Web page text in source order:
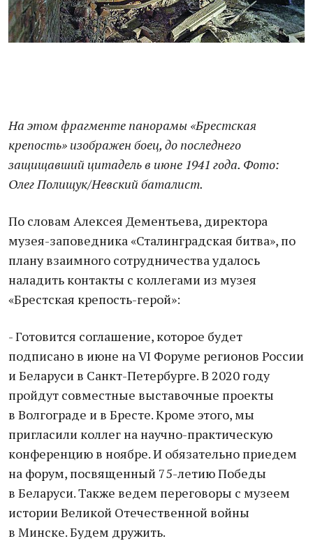
На этом фрагменте панорамы «Брестская
крепость» изображен боец, до последнего
защищавший цитадель в июне 1941 года. Фото:
Олег Полищук/Невский баталист.
По словам Алексея Дементьева, директора
музея-заповедника «Сталинградская битва», по
плану взаимного сотрудничества удалось
наладить контакты с коллегами из музея
«Брестская крепость-герой»:
- Готовится соглашение, которое будет
подписано в июне на VI Форуме регионов России
и Беларуси в Санкт-Петербурге. В 2020 году
пройдут совместные выставочные проекты
в Волгограде и в Бресте. Кроме этого, мы
пригласили коллег на научно-практическую
конференцию в ноябре. И обязательно приедем
на форум, посвященный 75-летию Победы
в Беларуси. Также ведем переговоры с музеем
истории Великой Отечественной войны
в Минске. Будем дружить.